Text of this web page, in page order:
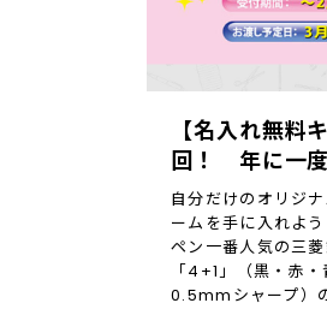
【名入れ無
回！ 年に一度
自分だけのオリジ
ームを手に入れよ
ペン一番人気の三
「4+1」（黒・赤
0.5mmシャープ）